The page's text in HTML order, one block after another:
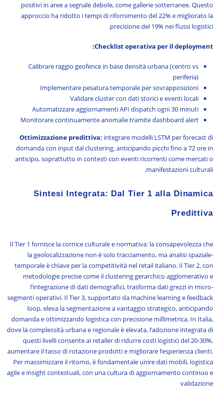
positivi in aree a segnale debole, come gallerie sotterranee. Questo
approccio ha ridotto i tempi di rifornimento del 22% e migliorato la
precisione del 19% nei flussi logistici.
Checklist operativa per il deployment:
Calibrare raggio geofence in base densità urbana (centro vs
periferia)
Implementare pesatura temporale per sovrapposizioni
Validare cluster con dati storici e eventi locali
Automatizzare aggiornamenti API dispatch ogni 30 minuti
Monitorare continuamente anomalie tramite dashboard alert
Ottimizzazione predittiva: integrare modelli LSTM per forecast di
domanda con input dal clustering, anticipando picchi fino a 72 ore in
anticipo, soprattutto in contesti con eventi ricorrenti come mercati o
manifestazioni culturali.
Sintesi Integrata: Dal Tier 1 alla Dinamica
Predittiva
Il Tier 1 fornisce la cornice culturale e normativa: la consapevolezza che
la geolocalizzazione non è solo tracciamento, ma analisi spaziale-
temporale è chiave per la competitività nel retail italiano. Il Tier 2, con
metodologie precise come il clustering gerarchico agglomerativo e
l’integrazione di dati demografici, trasforma dati grezzi in micro-
segmenti operativi. Il Tier 3, supportato da machine learning e feedback
loop, eleva la segmentazione a vantaggio strategico, anticipando
domanda e ottimizzando logistica con precisione millimetrica. In Italia,
dove la complessità urbana e regionale è elevata, l’adozione integrata di
questi livelli consente ai retailer di ridurre costi logistici del 20-30%,
aumentare il tasso di rotazione prodotti e migliorare l’esperienza clienti.
Per massimizzare il ritorno, è fondamentale unire dati mobili, logistica
agile e insight contestuali, con una cultura di aggiornamento continuo e
validazione